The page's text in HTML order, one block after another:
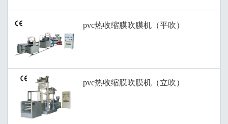
pvc热收缩膜吹膜机（平吹）
pvc热收缩膜吹膜机（立吹）